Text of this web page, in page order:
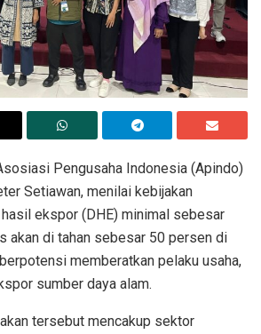
Pengusaha Indonesia (Apindo)
Setiawan, menilai kebijakan
ekspor (DHE) minimal sebesar
akan di tahan sebesar 50 persen di
memberatkan pelaku usaha,
sumber daya alam.
tersebut mencakup sektor